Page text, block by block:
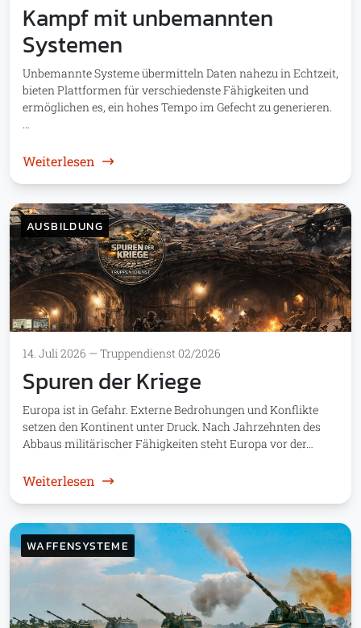
Kampf mit unbemannten
Systemen
Unbemannte Systeme übermitteln Daten nahezu in Echtzeit,
bieten Plattformen für verschiedenste Fähigkeiten und
ermöglichen es, ein hohes Tempo im Gefecht zu generieren.
…
Weiterlesen : Kampf mit unbemannten Systemen
AUSBILDUNG
14. Juli 2026 — Truppendienst 02/2026
Spuren der Kriege
Europa ist in Gefahr. Externe Bedrohungen und Konflikte
setzen den Kontinent unter Druck. Nach Jahrzehnten des
Abbaus militärischer Fähigkeiten steht Europa vor der…
Weiterlesen : Spuren der Kriege
WAFFENSYSTEME